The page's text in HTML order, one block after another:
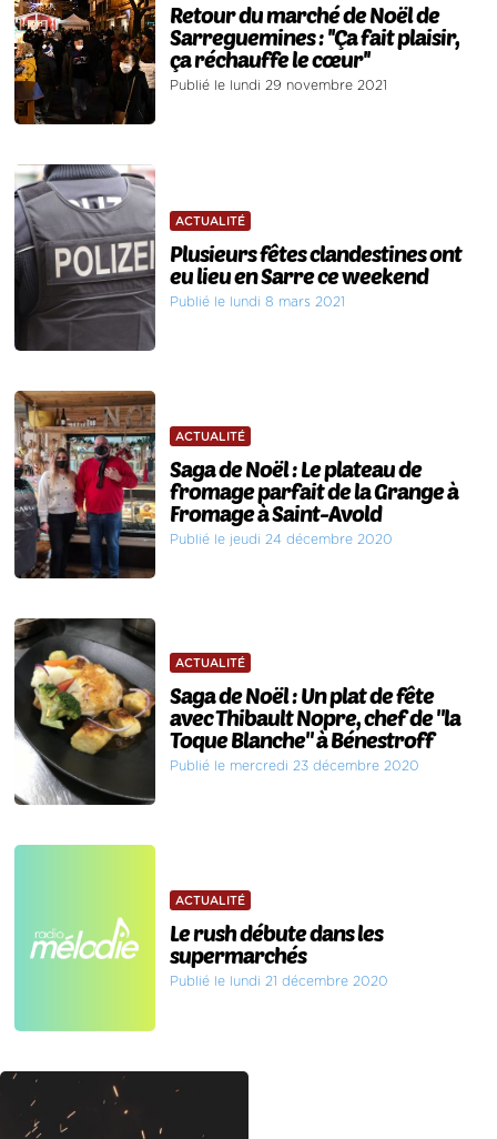
Retour du marché de Noël de
Sarreguemines : ''Ça fait plaisir,
ça réchauffe le cœur''
Publié le lundi 29 novembre 2021
ACTUALITÉ
Plusieurs fêtes clandestines ont
eu lieu en Sarre ce weekend
Publié le lundi 8 mars 2021
ACTUALITÉ
Saga de Noël : Le plateau de
fromage parfait de la Grange à
Fromage à Saint-Avold
Publié le jeudi 24 décembre 2020
ACTUALITÉ
Saga de Noël : Un plat de fête
avec Thibault Nopre, chef de "la
Toque Blanche" à Bénestroff
Publié le mercredi 23 décembre 2020
ACTUALITÉ
Le rush débute dans les
supermarchés
Publié le lundi 21 décembre 2020